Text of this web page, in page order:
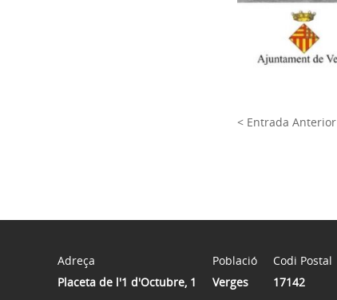
< Entrada Anterior
Adreça
Placeta de l'1 d'Octubre, 1
Població
Verges
Codi Postal
17142